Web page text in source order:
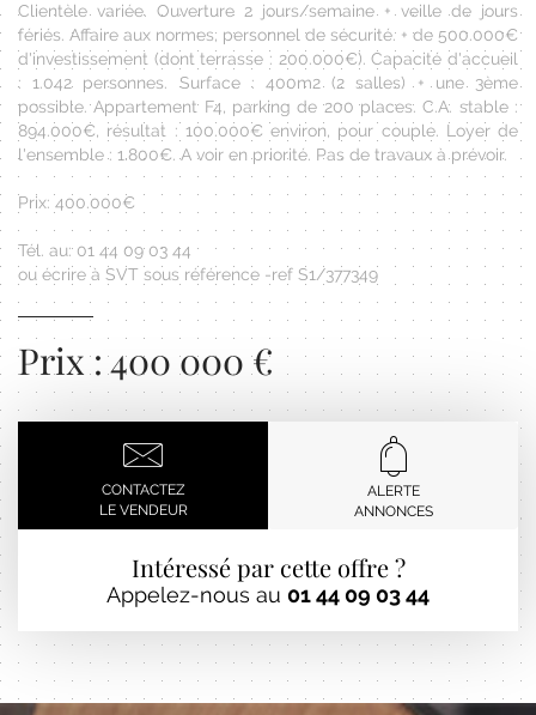
Clientèle variée. Ouverture 2 jours/semaine + veille de jours
fériés. Affaire aux normes, personnel de sécurité. + de 500.000€
d'investissement (dont terrasse : 200.000€). Capacité d'accueil
: 1.042 personnes. Surface : 400m2 (2 salles) + une 3ème
possible. Appartement F4, parking de 200 places. C.A. stable :
894.000€, résultat : 100.000€ environ, pour couple. Loyer de
l'ensemble : 1.800€. A voir en priorité. Pas de travaux à prévoir.
Prix: 400.000€
Tél. au: 01 44 09 03 44
ou écrire à SVT sous référence -ref S1/377349
Prix : 400 000 €
CONTACTEZ
LE VENDEUR
ALERTE
ANNONCES
Intéressé par cette offre ?
Appelez-nous au 01 44 09 03 44